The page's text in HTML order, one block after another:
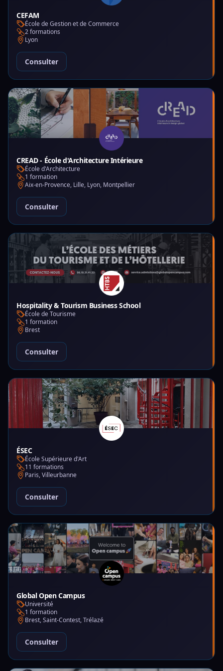
CEFAM
École de Gestion et de Commerce
2 formations
Lyon
Consulter
CREAD - École d'Architecture Intérieure
École d'Architecture
1 formation
Aix-en-Provence, Lille, Lyon, Montpellier
Consulter
Hospitality & Tourism Business School
École de Tourisme
1 formation
Brest
Consulter
ÉSEC
École Supérieure d'Art
11 formations
Paris, Villeurbanne
Consulter
Global Open Campus
Université
1 formation
Brest, Saint-Contest, Trélazé
Consulter